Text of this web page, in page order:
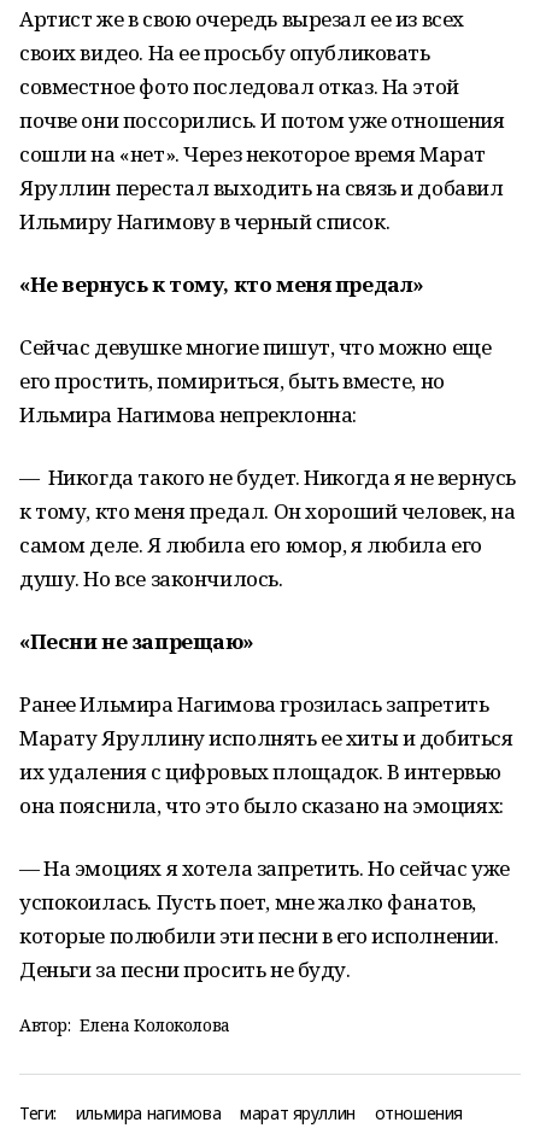
Артист же в свою очередь вырезал ее из всех
своих видео. На ее просьбу опубликовать
совместное фото последовал отказ. На этой
почве они поссорились. И потом уже отношения
сошли на «нет». Через некоторое время Марат
Яруллин перестал выходить на связь и добавил
Ильмиру Нагимову в черный список.
«Не вернусь к тому, кто меня предал»
Сейчас девушке многие пишут, что можно еще
его простить, помириться, быть вместе, но
Ильмира Нагимова непреклонна:
— Никогда такого не будет. Никогда я не вернусь
к тому, кто меня предал. Он хороший человек, на
самом деле. Я любила его юмор, я любила его
душу. Но все закончилось.
«Песни не запрещаю»
Ранее Ильмира Нагимова грозилась запретить
Марату Яруллину исполнять ее хиты и добиться
их удаления с цифровых площадок. В интервью
она пояснила, что это было сказано на эмоциях:
— На эмоциях я хотела запретить. Но сейчас уже
успокоилась. Пусть поет, мне жалко фанатов,
которые полюбили эти песни в его исполнении.
Деньги за песни просить не буду.
Автор: Елена Колоколова
Теги: ильмира нагимова марат яруллин отношения